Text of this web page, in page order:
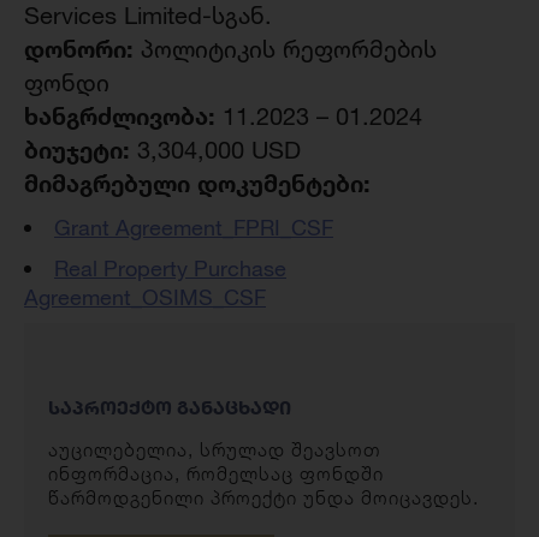
Services Limited-სგან.
დონორი: პოლიტიკის რეფორმების
ფონდი
ხანგრძლივობა: 11.2023 – 01.2024
ბიუჯეტი: 3,304,000 USD
მიმაგრებული დოკუმენტები:
Grant Agreement_FPRI_CSF
Real Property Purchase
Agreement_OSIMS_CSF
ᲡᲐᲞᲠᲝᲔᲥᲢᲝ ᲒᲐᲜᲐᲪᲮᲐᲓᲘ
აუცილებელია, სრულად შეავსოთ
ინფორმაცია, რომელსაც ფონდში
წარმოდგენილი პროექტი უნდა მოიცავდეს.